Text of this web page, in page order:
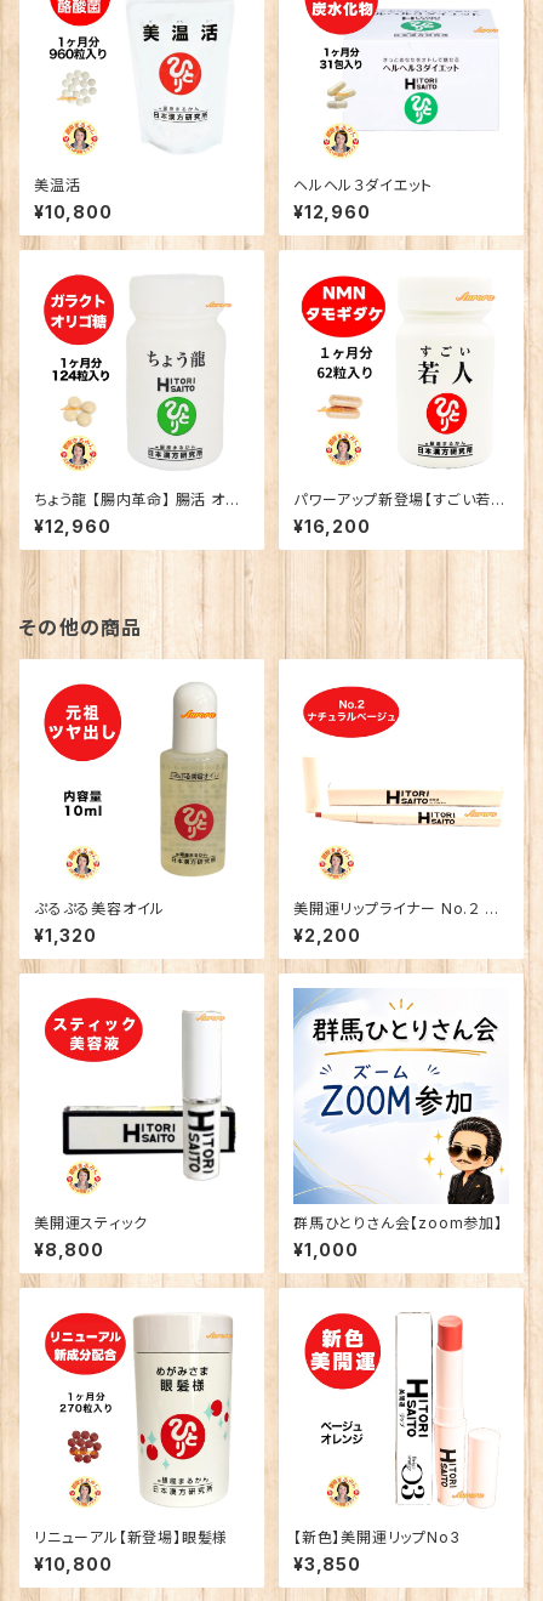
美温活
¥10,800
ヘルヘル３ダイエット
¥12,960
ちょう龍 【腸内革命】 腸活 オリ
ゴ乳酸
¥12,960
パワーアップ新登場【すごい若
人】
¥16,200
その他の商品
ぷるぷる美容オイル
¥1,320
美開運リップライナー No.２ ナ
チュラルベージュ
¥2,200
美開運スティック
¥8,800
群馬ひとりさん会【zoom参加】
¥1,000
リニューアル【新登場】眼髪様
¥10,800
【新色】美開運リップNo3
¥3,850